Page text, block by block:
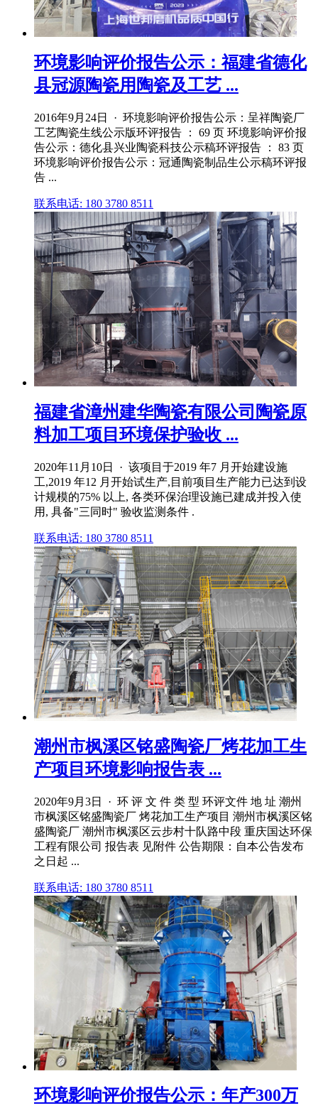
环境影响评价报告公示：福建省德化
县冠源陶瓷用陶瓷及工艺 ...
2016年9月24日 · 环境影响评价报告公示：呈祥陶瓷厂
工艺陶瓷生线公示版环评报告 ： 69 页 环境影响评价报
告公示：德化县兴业陶瓷科技公示稿环评报告 ： 83 页
环境影响评价报告公示：冠通陶瓷制品生公示稿环评报
告 ...
联系电话: 180 3780 8511
福建省漳州建华陶瓷有限公司陶瓷原
料加工项目环境保护验收 ...
2020年11月10日 · 该项目于2019 年7 月开始建设施
工,2019 年12 月开始试生产,目前项目生产能力已达到设
计规模的75% 以上, 各类环保治理设施已建成并投入使
用, 具备"三同时" 验收监测条件 .
联系电话: 180 3780 8511
潮州市枫溪区铭盛陶瓷厂烤花加工生
产项目环境影响报告表 ...
2020年9月3日 · 环 评 文 件 类 型 环评文件 地 址 潮州
市枫溪区铭盛陶瓷厂 烤花加工生产项目 潮州市枫溪区铭
盛陶瓷厂 潮州市枫溪区云步村十队路中段 重庆国达环保
工程有限公司 报告表 见附件 公告期限：自本公告发布
之日起 ...
联系电话: 180 3780 8511
环境影响评价报告公示：年产300万